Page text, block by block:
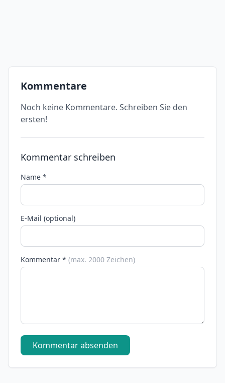
Kommentare
Noch keine Kommentare. Schreiben Sie den
ersten!
Kommentar schreiben
Name *
E-Mail (optional)
Kommentar * (max. 2000 Zeichen)
Kommentar absenden